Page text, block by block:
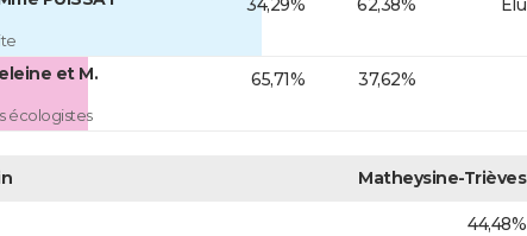
34,29% 62,38% Elu
et M.
écologistes
65,71% 37,62%
Matheysine-Trièves
44,48%